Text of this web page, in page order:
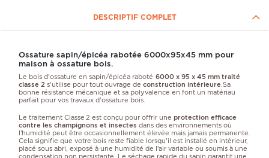
DESCRIPTIF COMPLET
Ossature sapin/épicéa rabotée 6000x95x45 mm pour
maison à ossature bois.
Le bois d'ossature en sapin/épicéa raboté 6000 x 95 x 45 mm traité
classe 2 s'utilise pour tout ouvrage de construction intérieure .Sa
bonne résistance mécanique et sa polyvalence en font un matériau
parfait pour vos travaux d'ossature bois.
Le traitement Classe 2 est conçu pour offrir une protection efficace
contre les champignons et insectes dans des environnements où
l’humidité peut être occasionnellement élevée mais jamais permanente.
Cela signifie que votre bois reste fiable lorsqu'il est installé en intérieur,
placé sous abri, exposé à une humidité de l’air variable ou soumis à une
condensation non persistante. Le séchage rapide du sapin garantit une